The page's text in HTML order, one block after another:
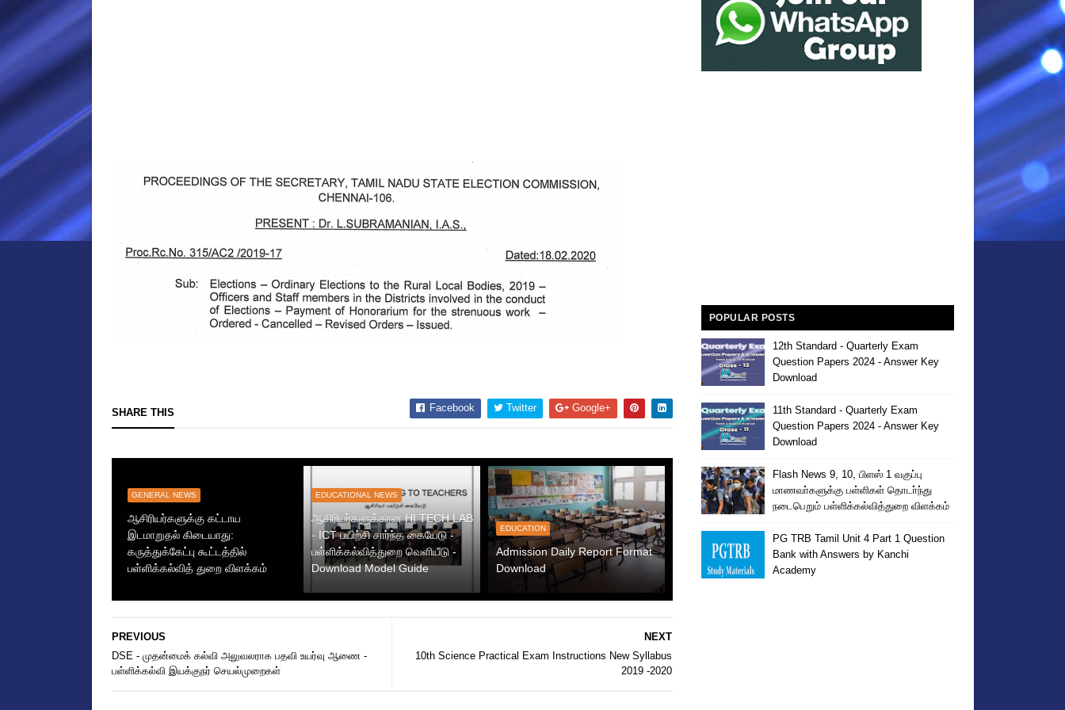
SHARE THIS Facebook Twitter Google+
GENERAL NEWS
ஆசிரியர்களுக்கு கட்டாய
இடமாறுதல் கிடையாது:
கருத்துக்கேட்பு கூட்டத்தில்
பள்ளிக்கல்வித் துறை விளக்கம்
EDUCATIONAL NEWS
ஆசிரியர்களுக்கான HI TECH LAB
- ICT பயிற்சி சார்ந்த கையேடு -
பள்ளிக்கல்வித்துறை வெளியீடு -
Download Model Guide
EDUCATION
Admission Daily Report Format
Download
NEXT
10th Science Practical Exam Instructions New Syllabus
2019 -2020
PREVIOUS
DSE - முதன்மைக் கல்வி அலுவலராக பதவி உயர்வு ஆணை -
பள்ளிக்கல்வி இயக்குநர் செயல்முறைகள்
POPULAR POSTS
12th Standard - Quarterly Exam
Question Papers 2024 - Answer Key
Download
11th Standard - Quarterly Exam
Question Papers 2024 - Answer Key
Download
Flash News 9, 10, பிளஸ் 1 வகுப்பு
மாணவா்களுக்கு பள்ளிகள் தொடா்ந்து
நடைபெறும் பள்ளிக்கல்வித்துறை விளக்கம்
PG TRB Tamil Unit 4 Part 1 Question
Bank with Answers by Kanchi
Academy